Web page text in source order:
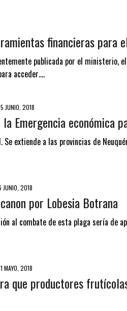
financieras para
publicada por el ministerio,
acceder….
JUNIO, 2018
Emergencia económica
extiende a las provincias de
JUNIO, 2018
por Lobesia Botrana
al combate de esta plaga sería de
MAYO, 2018
que productores